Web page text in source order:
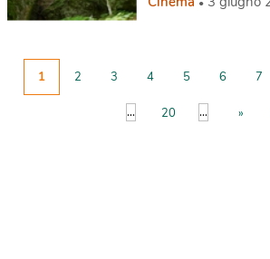
1 2 3 4 5 6 7
... 20 ... »